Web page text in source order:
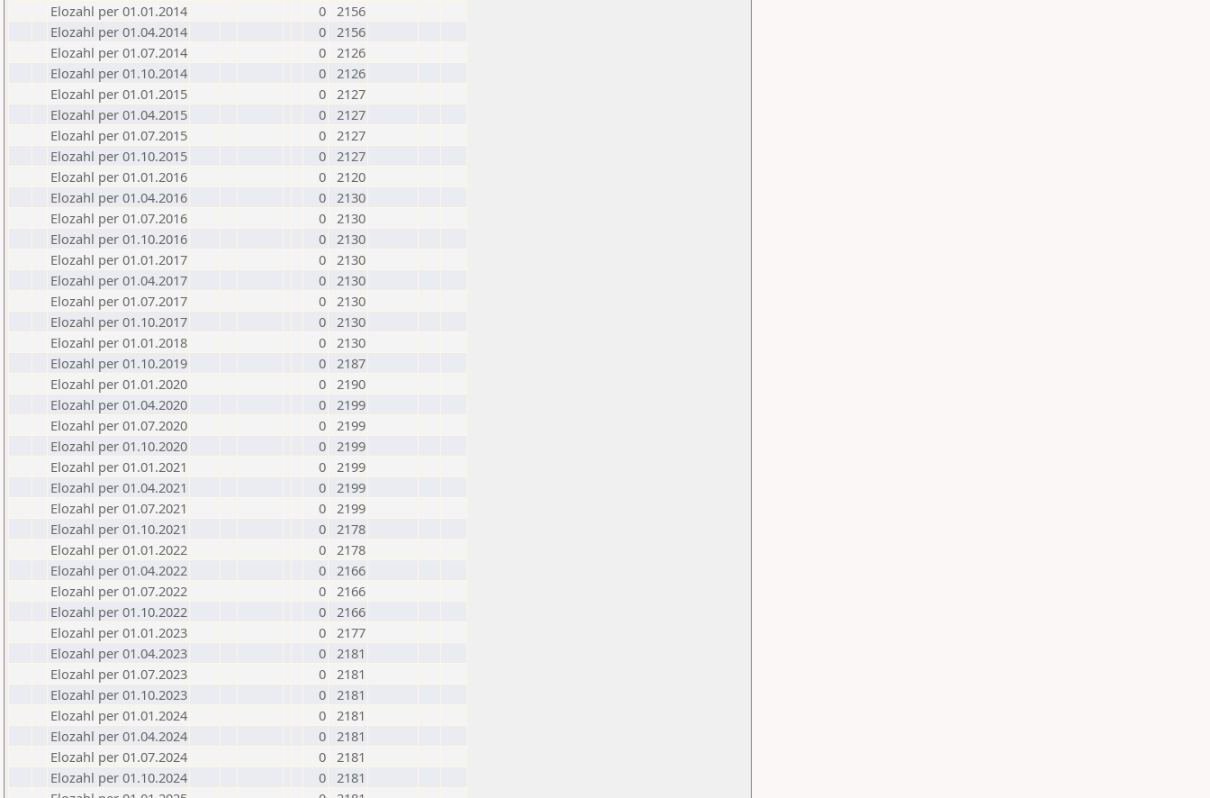
Elozahl per 01.01.2014
0 2156
Elozahl per 01.04.2014
0 2156
Elozahl per 01.07.2014
0 2126
Elozahl per 01.10.2014
0 2126
Elozahl per 01.01.2015
0 2127
Elozahl per 01.04.2015
0 2127
Elozahl per 01.07.2015
0 2127
Elozahl per 01.10.2015
0 2127
Elozahl per 01.01.2016
0 2120
Elozahl per 01.04.2016
0 2130
Elozahl per 01.07.2016
0 2130
Elozahl per 01.10.2016
0 2130
Elozahl per 01.01.2017
0 2130
Elozahl per 01.04.2017
0 2130
Elozahl per 01.07.2017
0 2130
Elozahl per 01.10.2017
0 2130
Elozahl per 01.01.2018
0 2130
Elozahl per 01.10.2019
0 2187
Elozahl per 01.01.2020
0 2190
Elozahl per 01.04.2020
0 2199
Elozahl per 01.07.2020
0 2199
Elozahl per 01.10.2020
0 2199
Elozahl per 01.01.2021
0 2199
Elozahl per 01.04.2021
0 2199
Elozahl per 01.07.2021
0 2199
Elozahl per 01.10.2021
0 2178
Elozahl per 01.01.2022
0 2178
Elozahl per 01.04.2022
0 2166
Elozahl per 01.07.2022
0 2166
Elozahl per 01.10.2022
0 2166
Elozahl per 01.01.2023
0 2177
Elozahl per 01.04.2023
0 2181
Elozahl per 01.07.2023
0 2181
Elozahl per 01.10.2023
0 2181
Elozahl per 01.01.2024
0 2181
Elozahl per 01.04.2024
0 2181
Elozahl per 01.07.2024
0 2181
Elozahl per 01.10.2024
0 2181